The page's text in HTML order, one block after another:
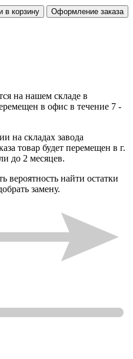
в корзину Оформление заказа
на нашем складе в
в офис в течение 7 -
на складах завода
товар будет перемещен в г.
до 2 месяцев.
вероятность найти остатки
замену.